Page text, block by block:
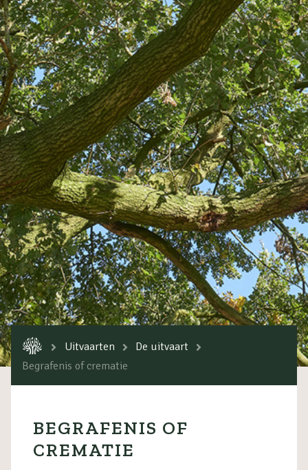
Uitvaarten
De uitvaart
Begrafenis of crematie
BEGRAFENIS OF
CREMATIE